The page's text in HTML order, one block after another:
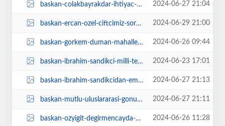
baskan-colakbayrakdar-ihtiyac-sahiplerinin-her-daim-yanindayiz-V3Smj9IG.jpg 2024-06-27 21:04
baskan-ercan-ozel-ciftcimiz-sorun-yasamayacak-6wV3qcZO.jpg 2024-06-29 21:00
baskan-gorkem-duman-mahalle-ziyaretlerine-basladi-nPm9rM38.jpg 2024-06-26 09:44
baskan-ibrahim-sandikci-milli-teknoloji-hamlesine-ozgun-fikirleri-ve-eserleri... 2024-06-23 17:01
baskan-ibrahim-sandikcidan-emeklilere-mujde-zmtqlgQb.jpg 2024-06-27 21:13
baskan-mutlu-uluslararasi-gonullu-egitimciler-konferansinda-konustu-dezavanta... 2024-06-27 21:11
baskan-ozyigit-degirmencayda-dunyanin-en-guzel-balini-uretecegiz-zXA9Ymhj.jpg 2024-06-26 11:28